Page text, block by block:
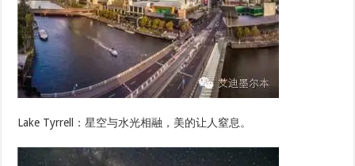
Lake Tyrrell：星空与水光相融，美的让人窒息。